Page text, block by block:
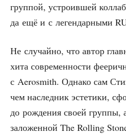
груп­пой, устро­ив­шей
да ещё и с леген­дар­ны­ми
Не слу­чай­но, что автор
хита совре­мен­но­сти
с Aerosmith. Одна­ко сам
чем наслед­ник эсте­ти­ки,
до рож­де­ния сво­ей груп­пы,
зало­жен­ной The Rolling